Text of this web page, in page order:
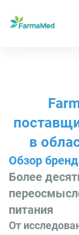
в
Обзор
Более
питания
От